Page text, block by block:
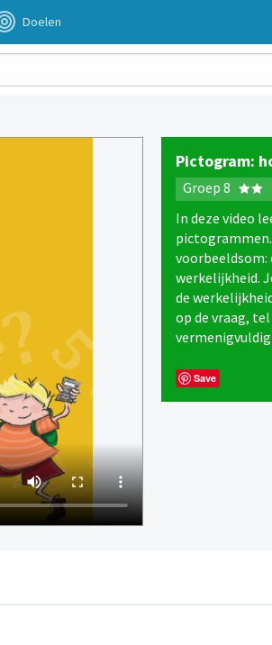
Doelen
Pictogram:
Groep 8
In deze video
voorbeeldsom:
werkelijkheid.
de
op de vraag,
Save